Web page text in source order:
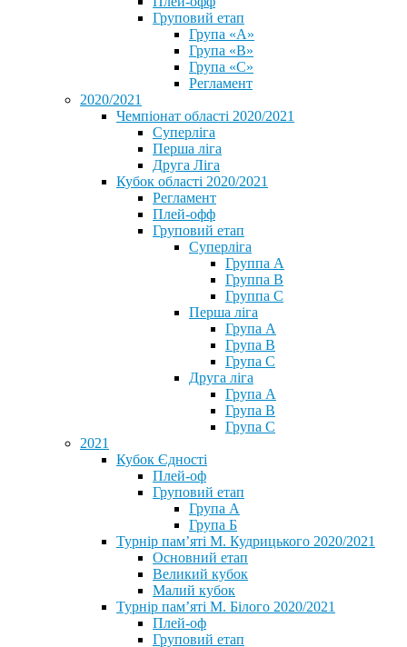
Груповий етап
Група «А»
Група «B»
Група «C»
Регламент
2020/2021
Чемпіонат області 2020/2021
Суперліга
Перша ліга
Друга Ліга
Кубок області 2020/2021
Регламент
Плей-офф
Груповий етап
Суперліга
Группа A
Группа B
Группа C
Перша ліга
Група A
Група B
Група C
Друга ліга
Група A
Група B
Група C
2021
Кубок Єдності
Плей-оф
Груповий етап
Група А
Група Б
Турнір пам’яті М. Кудрицького 2020/2021
Основний етап
Великий кубок
Малий кубок
Турнір пам’яті М. Білого 2020/2021
Плей-оф
Груповий етап